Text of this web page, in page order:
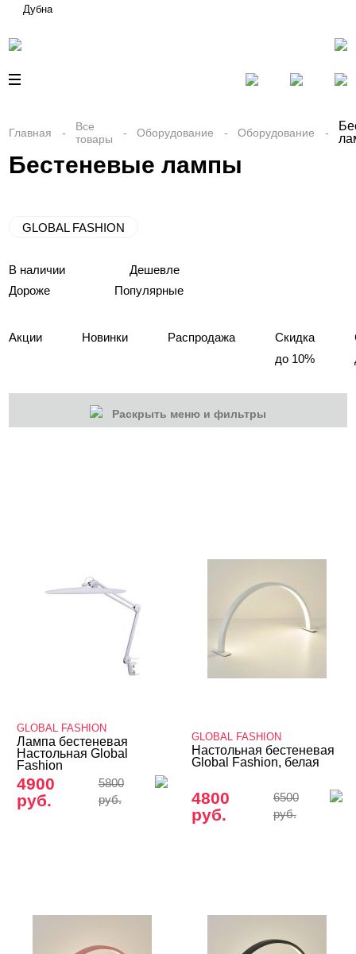
Дубна
Главная
Все
товары
Оборудование Оборудование
Бестеневые лампы
GLOBAL FASHION
В наличии
Дешевле
Дороже
Популярные
Акции Новинки Распродажа
Скидка
до 10%
Раскрыть меню и фильтры
Мебель для салонов
Аппараты Global Fashion
Аппараты MARATHON
Аппараты для маникюра и педикюра
Бестеневые лампы
Ванночки для маникюра/педикюра
Воскоплавы и восконагревалели
GLOBAL FASHION
Лампа бестеневая
Настольная Global
Fashion
4900
руб.
5800
руб.
GLOBAL FASHION
Настольная бестеневая
Global Fashion, белая
4800
руб.
6500
руб.